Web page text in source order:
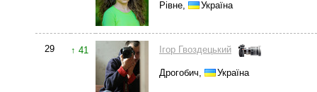
Рівне, Україна
29 ↑ 41 Ігор Гвоздецький
Дрогобич, Україна